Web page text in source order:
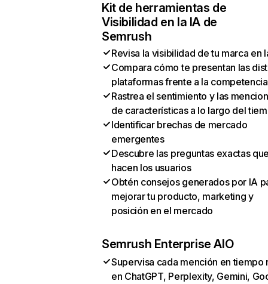
Kit de herramientas de
Visibilidad en la IA de
Semrush
Revisa la visibilidad de tu marca en
Compara cómo te presentan las
plataformas frente a la competencia
Rastrea el sentimiento y las
de características a lo largo del
Identificar brechas de mercado
emergentes
Descubre las preguntas exactas
hacen los usuarios
Obtén consejos generados por IA
mejorar tu producto, marketing y
posición en el mercado
Semrush Enterprise AIO
Supervisa cada mención en tiempo
en ChatGPT, Perplexity, Gemini,